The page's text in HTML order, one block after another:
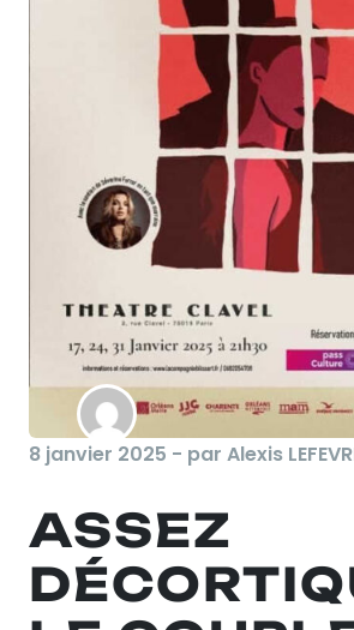
8 janvier 2025 - par Alexis
ASSEZ